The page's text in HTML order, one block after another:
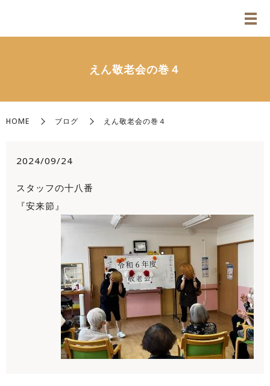
えん敬老会の巻４
HOME ブログ えん敬老会の巻４
2024/09/24
スタッフの十八番
『安来節』